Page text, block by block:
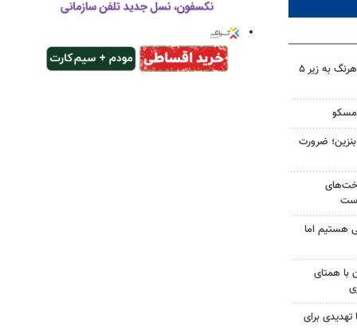
سهم دولت در پروژه‌های آب کوهرنگ به زیر ۵
مسکو
لیتری بنزین؛ ضرورت
هستیم اما
با همتای
تهدیدی برای